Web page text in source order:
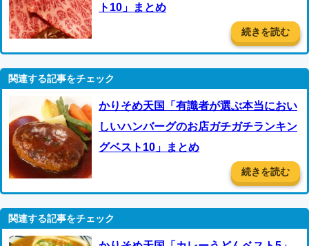
ト10」まとめ
続きを読む
かりそめ天国「有識者が選ぶ本当におい
しいハンバーグのお店ガチガチランキン
グベスト10」まとめ
続きを読む